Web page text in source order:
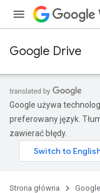
Google Drive
Google używa
preferowany język.
zawierać błędy.
Strona główna